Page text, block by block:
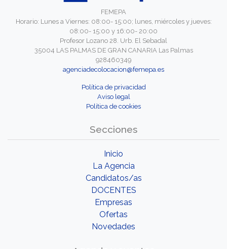
FEMEPA
Horario: Lunes a Viernes: 08:00- 15:00; lunes, miércoles y jueves:
08:00- 15:00 y 16:00- 20:00
Profesor Lozano 28. Urb. El Sebadal
35004 LAS PALMAS DE GRAN CANARIA Las Palmas
928460349
agenciadecolocacion@femepa.es
Política de privacidad
Aviso legal
Política de cookies
Secciones
Inicio
La Agencia
Candidatos/as
DOCENTES
Empresas
Ofertas
Novedades